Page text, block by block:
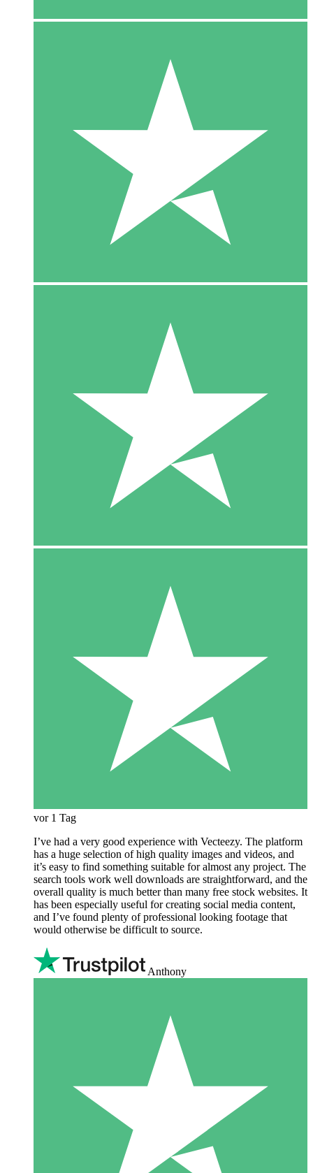
vor 1 Tag
I’ve had a very good experience with Vecteezy. The platform
has a huge selection of high quality images and videos, and
it’s easy to find something suitable for almost any project. The
search tools work well downloads are straightforward, and the
overall quality is much better than many free stock websites. It
has been especially useful for creating social media content,
and I’ve found plenty of professional looking footage that
would otherwise be difficult to source.
Anthony